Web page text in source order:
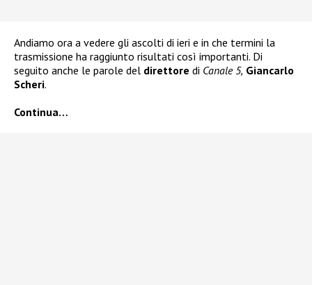
Andiamo ora a vedere gli ascolti di ieri e in che termini la
trasmissione ha raggiunto risultati così importanti. Di
seguito anche le parole del direttore di Canale 5, Giancarlo
Scheri.
Continua…